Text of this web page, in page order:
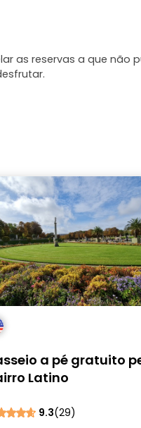
as reservas a que não
a pé gratuito
Latino
9.3(29)